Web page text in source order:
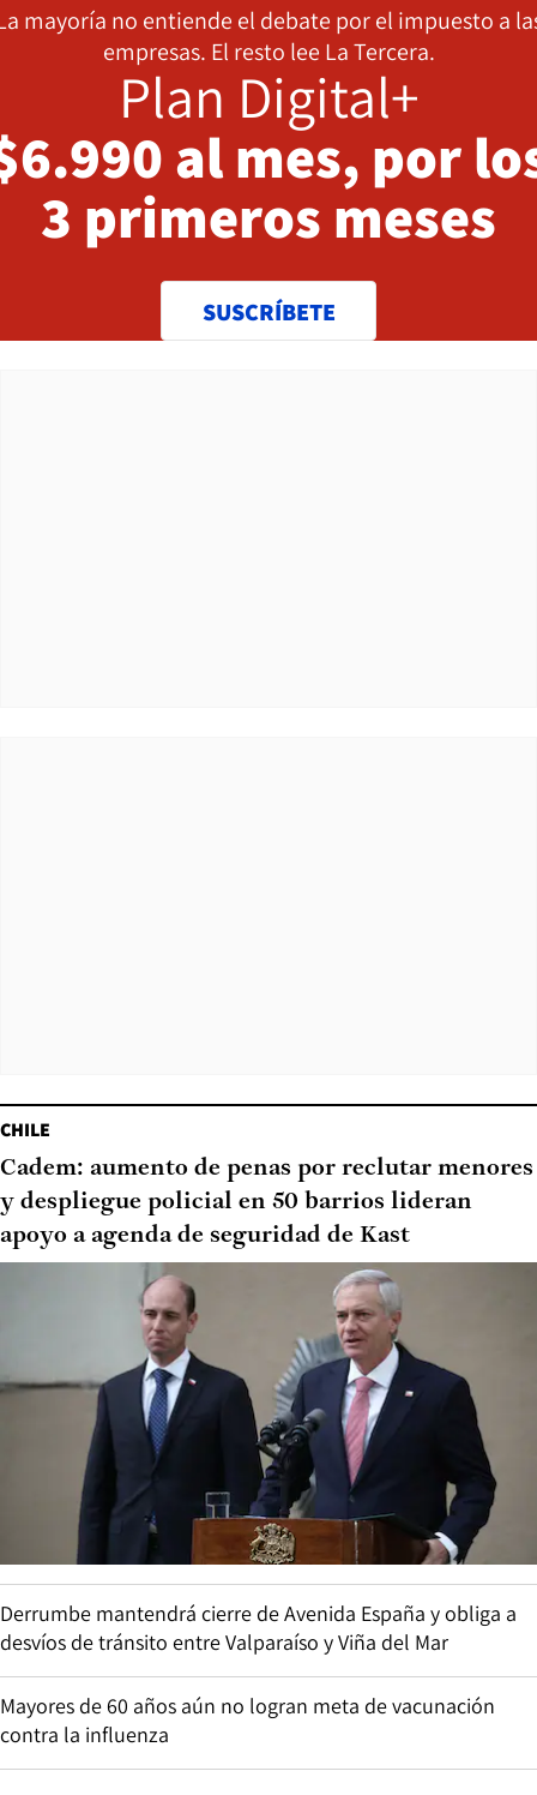
mayoría no entiende el debate por el impuesto a
empresas. El resto lee La Tercera.
Plan Digital+
al mes, por
3 primeros meses
SUSCRÍBETE
CHILE
Cadem: aumento de penas por reclutar menores
y despliegue policial en 50 barrios lideran
apoyo a agenda de seguridad de Kast
Derrumbe mantendrá cierre de Avenida España y obliga a
desvíos de tránsito entre Valparaíso y Viña del Mar
Mayores de 60 años aún no logran meta de vacunación
contra la influenza